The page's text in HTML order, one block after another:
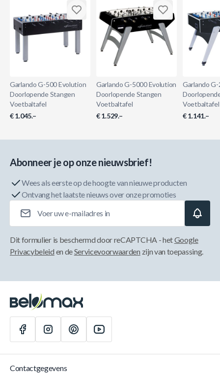
Garlando G-500 Evolution
Doorlopende Stangen
Voetbaltafel
€ 1.045.–
Garlando G-5000 Evolution
Doorlopende Stangen
Voetbaltafel
€ 1.529.–
Garlando
Voetbaltafel
€ 1.141.–
Abonneer je op onze nieuwsbrief!
Wees als eerste op de hoogte van nieuwe producten
Ontvang het laatste nieuws over onze promoties
Dit formulier is beschermd door reCAPTCHA - hetGoogle
Privacybeleid en deServicevoorwaarden zijn van toepassing.
Contactgegevens